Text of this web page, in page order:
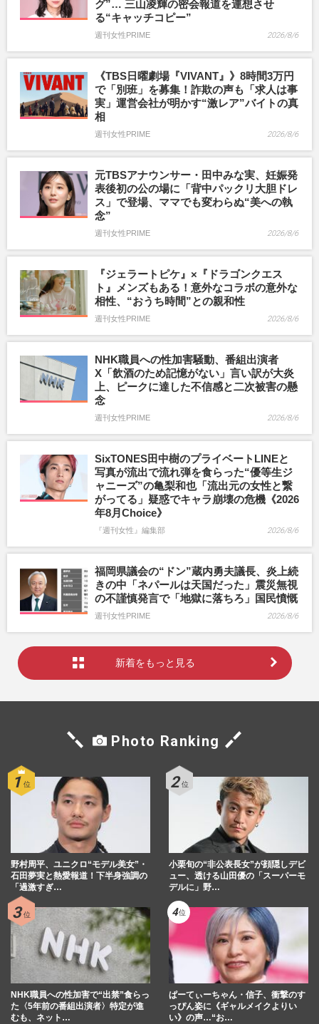
グ”… 三山凌輝の密会報道を連想させ
る“キャッチコピー”
週刊女性PRIME 2026/8/6
《TBS日曜劇場『VIVANT』》8時間3万円
で「別班」を募集！詐欺の声も「求人は事
実」運営会社が明かす“激レア”バイトの真
相
週刊女性PRIME 2026/8/6
元TBSアナウンサー・田中みな実、妊娠発
表後初の公の場に「背中パックリ大胆ドレ
ス」で登場、ママでも変わらぬ“美への執
念”
週刊女性PRIME 2026/8/6
『ジェラートピケ』×『ドラゴンクエス
ト』メンズもある！意外なコラボの意外な
相性、“おうち時間”との親和性
週刊女性PRIME 2026/8/6
NHK職員への性加害騒動、番組出演者
X「飲酒のため記憶がない」言い訳が大炎
上、ピークに達した不信感と二次被害の懸
念
週刊女性PRIME 2026/8/6
SixTONES田中樹のプライベートLINEと
写真が流出で流れ弾を食らった“優等生ジ
ャニーズ”の亀梨和也「流出元の女性と繋
がってる」疑惑でキャラ崩壊の危機《2026
年8月Choice》
『週刊女性』編集部 2026/8/6
福岡県議会の“ドン”蔵内勇夫議長、炎上続
きの中「ネパールは天国だった」震災無視
の不謹慎発言で「地獄に落ちろ」国民憤慨
週刊女性PRIME 2026/8/6
新着をもっと見る
Photo Ranking
野村周平、ユニクロ“モデル美女”・
石田夢実と熱愛報道！下半身強調の
「過激すぎ…
小栗旬の“非公表長女”が顔隠しデビ
ュー、透ける山田優の「スーパーモ
デルに」野…
NHK職員への性加害で“出禁”食らっ
た〈5年前の番組出演者〉特定が進
むも、ネット…
ぱーてぃーちゃん・信子、衝撃のす
っぴん姿に《ギャルメイクよりい
い》の声…“お…